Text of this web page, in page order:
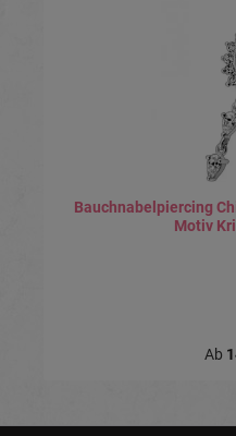
Bauchnabelpiercing
Motiv
Ab